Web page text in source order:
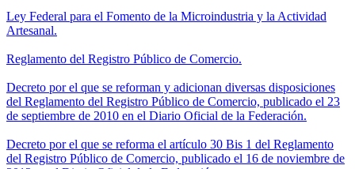
Ley Federal para el Fomento de la Microindustria y la Actividad
Artesanal.
Reglamento del Registro Público de Comercio.
Decreto por el que se reforman y adicionan diversas disposiciones
del Reglamento del Registro Público de Comercio, publicado el 23
de septiembre de 2010 en el Diario Oficial de la Federación.
Decreto por el que se reforma el artículo 30 Bis 1 del Reglamento
del Registro Público de Comercio, publicado el 16 de noviembre de